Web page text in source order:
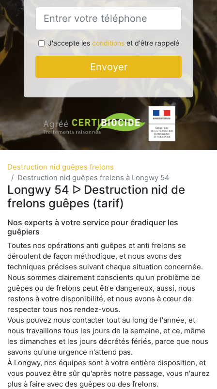
J'accepte les conditionset d'être rappelé
Envoyer
Destruction nid guêpes frelons
Destruction nid guêpes frelons à Longwy 54
Longwy 54 ᐅ Destruction nid de
frelons guêpes (tarif)
Nos experts à votre service pour éradiquer les
guêpiers
Toutes nos opérations anti guêpes et anti frelons se
déroulent de façon méthodique, et nous avons des
techniques précises suivant chaque situation concernée.
Nous sommes clairement conscients qu'un problème de
guêpes ou de frelons peut être dangereux, aussi, nous
restons à votre disponibilité, et nous avons à cœur de
respecter tous nos rendez-vous.
Vous pouvez nous contacter tout au long de l'année, et
nous travaillons tous les jours de la semaine, et ce, même
les dimanches et les jours décrétés fériés, parce que nous
savons qu'une urgence n'attend pas.
À Longwy, nos équipes sont à votre entière disposition, et
vous pouvez être sûr qu'après notre passage, vous n'aurez
plus à faire avec des guêpes ou des frelons.